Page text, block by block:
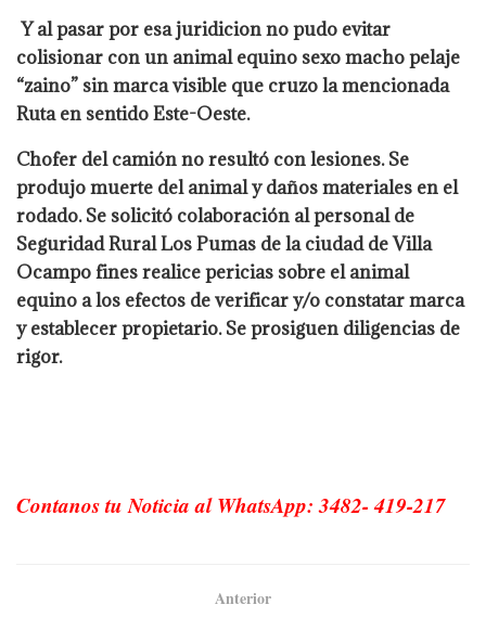
Y al pasar por esa juridicion no pudo evitar
colisionar con un animal equino sexo macho pelaje
“zaino” sin marca visible que cruzo la mencionada
Ruta en sentido Este-Oeste.
Chofer del camión no resultó con lesiones. Se
produjo muerte del animal y daños materiales en el
rodado. Se solicitó colaboración al personal de
Seguridad Rural Los Pumas de la ciudad de Villa
Ocampo fines realice pericias sobre el animal
equino a los efectos de verificar y/o constatar marca
y establecer propietario. Se prosiguen diligencias de
rigor.
Contanos tu Noticia al WhatsApp: 3482- 419-217
Anterior